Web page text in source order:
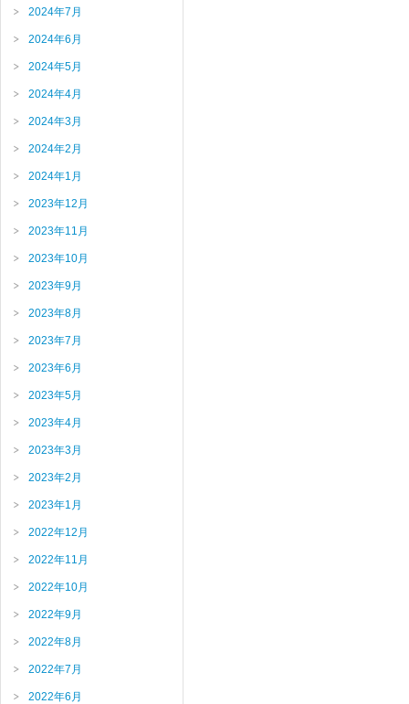
2024年7月
2024年6月
2024年5月
2024年4月
2024年3月
2024年2月
2024年1月
2023年12月
2023年11月
2023年10月
2023年9月
2023年8月
2023年7月
2023年6月
2023年5月
2023年4月
2023年3月
2023年2月
2023年1月
2022年12月
2022年11月
2022年10月
2022年9月
2022年8月
2022年7月
2022年6月